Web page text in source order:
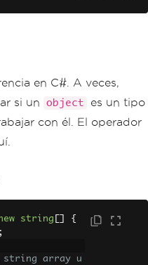
en C#. A veces,
si un
object
es un tipo
con él. El operador
string
{
array u